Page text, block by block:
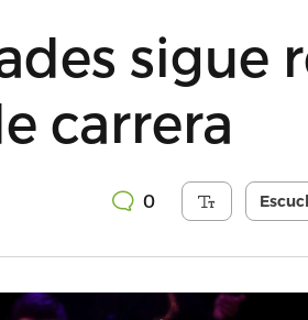
sigue
carrera
0